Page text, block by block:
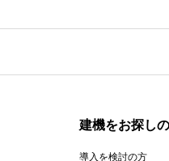
建機をお探し
導入を検討の方